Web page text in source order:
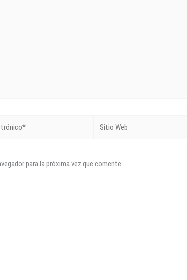
Web
para la próxima vez que comente.